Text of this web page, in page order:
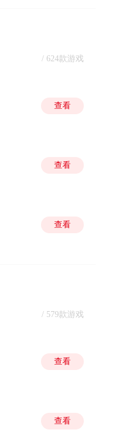
/ 624款游戏
查看
查看
查看
/ 579款游戏
查看
查看